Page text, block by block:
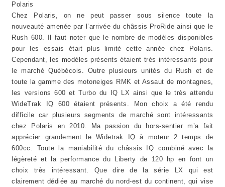
Polaris
Chez Polaris, on ne peut passer sous silence toute la
nouveauté amenée par l’arrivée du châssis ProRide ainsi que le
Rush 600. Il faut noter que le nombre de modèles disponibles
pour les essais était plus limité cette année chez Polaris.
Cependant, les modèles présents étaient très intéressants pour
le marché Québécois. Outre plusieurs unités du Rush et de
toute la gamme des motoneiges RMK et Assaut de montagnes,
les versions 600 et Turbo du IQ LX ainsi que le très attendu
WideTrak IQ 600 étaient présents. Mon choix a été rendu
difficile car plusieurs segments de marché sont intéressants
chez Polaris en 2010. Ma passion du hors-sentier m’a fait
apprécier grandement le Widetrak IQ à moteur 2 temps de
600cc. Toute la maniabilité du châssis IQ combiné avec la
légèreté et la performance du Liberty de 120 hp en font un
choix très intéressant. Que dire de la série LX qui est
clairement dédiée au marché du nord-est du continent, qui vise